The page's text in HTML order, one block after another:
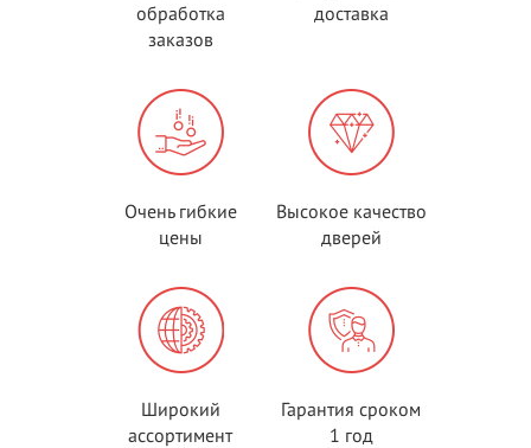
обработка
заказов
доставка
Очень гибкие
цены
Высокое качество
дверей
Широкий
ассортимент
Гарантия сроком
1 год